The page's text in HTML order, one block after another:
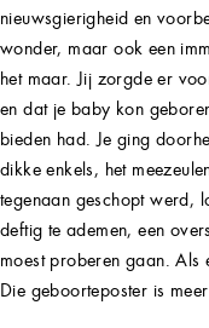
nieuwsgierigheid en
wonder, maar ook een
het maar. Jij zorgde er
en dat je baby kon
bieden had. Je ging
dikke enkels, het
tegenaan geschopt werd,
deftig te ademen, een
moest proberen gaan. Als
Die geboorteposter is